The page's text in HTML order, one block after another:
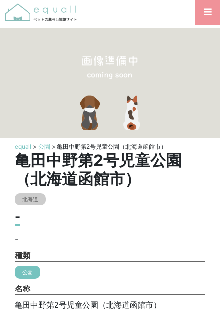
equall > 公園 > 亀田中野第2号児童公園（北海道函館市）
亀田中野第2号児童公園
（北海道函館市）
北海道
-
-
種類
公園
名称
亀田中野第2号児童公園（北海道函館市）